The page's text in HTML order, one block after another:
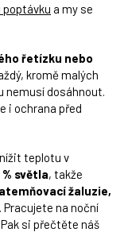
poptávku a my se
řetízku nebo
kromě malých
nemusí dosáhnout.
i ochrana před
teplotu v
světla, takže
žaluzie,
na noční
si přečtěte náš